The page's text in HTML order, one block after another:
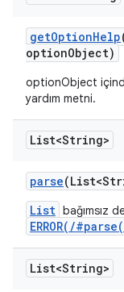
getOptionHelp
optionObject)
optionObject
yardım metni.
List<String>
parse
List bağımsız
ERROR(/
List<String>